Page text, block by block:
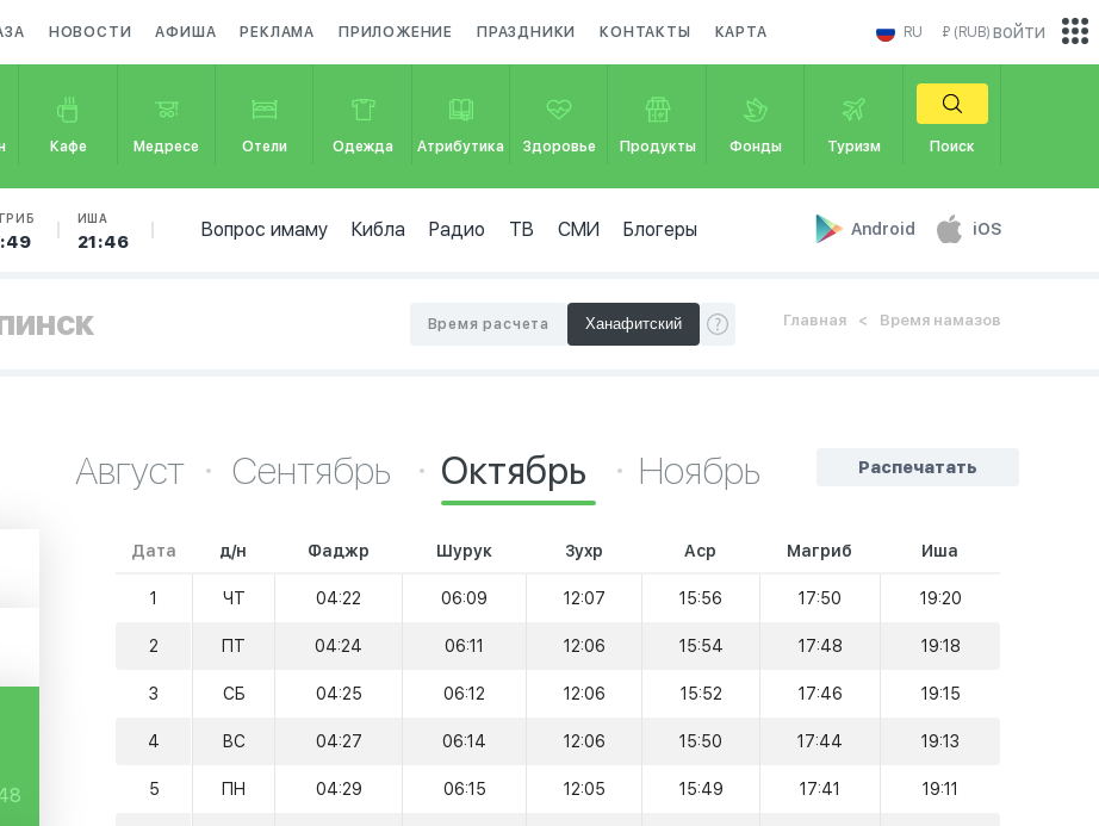
НОВОСТИ АФИША РЕКЛАМА ПРИЛОЖЕНИЕ ПРАЗДНИКИ КОНТАКТЫ КАРТА RU ₽ (RUB)
Кафе Медресе Отели Одежда Атрибутика Здоровье Продукты Фонды Туризм Поиск
ИША
21:46
Вопрос имаму Кибла Радио ТВ СМИ Блогеры Android iOS
войти
Главная Время намазов
Время расчета
Распечатать
Август Сентябрь Октябрь Ноябрь
Дата д/н Фаджр Шурук Зухр Аср Магриб Иша
1 ЧТ 04:22 06:09 12:07 15:56 17:50 19:20
2 ПТ 04:24 06:11 12:06 15:54 17:48 19:18
3 СБ 04:25 06:12 12:06 15:52 17:46 19:15
4 ВС 04:27 06:14 12:06 15:50 17:44 19:13
5 ПН 04:29 06:15 12:05 15:49 17:41 19:11